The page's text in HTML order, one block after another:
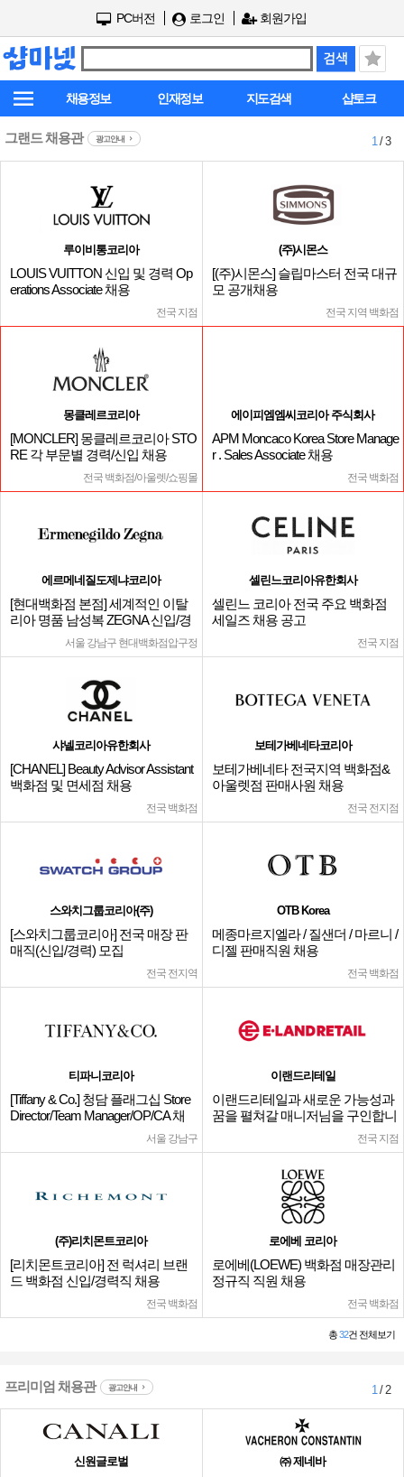
PC버전 로그인 회원가입
채용정보 인재정보 지도검색 샵토크
그랜드 채용관 광고안내 1/ 3
루이비통코리아
LOUIS VUITTON 신입 및 경력 Op
erations Associate 채용
전국 지점
(주)시몬스
[(주)시몬스] 슬립마스터 전국 대규
모 공개채용
전국 지역 백화점
몽클레르코리아
[MONCLER] 몽클레르코리아 STO
RE 각 부문별 경력/신입 채용
전국 백화점/아울렛/쇼핑몰
에이피엠엠씨코리아 주식회사
APM Moncaco Korea Store Manage
r . Sales Associate 채용
전국 백화점
에르메네질도제냐코리아
[현대백화점 본점] 세계적인 이탈
리아 명품 남성복 ZEGNA 신입/경
서울 강남구 현대백화점압구정
셀린느코리아유한회사
셀린느 코리아 전국 주요 백화점
세일즈 채용 공고
전국 지점
샤넬코리아유한회사
[CHANEL] Beauty Advisor Assistant
백화점 및 면세점 채용
전국 백화점
보테가베네타코리아
보테가베네타 전국지역 백화점&
아울렛점 판매사원 채용
전국 전지점
스와치그룹코리아(주)
[스와치그룹코리아] 전국 매장 판
매직(신입/경력) 모집
전국 전지역
OTB Korea
메종마르지엘라 / 질샌더 / 마르니 /
디젤 판매직원 채용
전국 백화점
티파니코리아
[Tiffany & Co.] 청담 플래그십 Store
Director/Team Manager/OP/CA 채
서울 강남구
이랜드리테일
이랜드리테일과 새로운 가능성과
꿈을 펼쳐갈 매니저님을 구인합니
전국 지점
(주)리치몬트코리아
[리치몬트코리아] 전 럭셔리 브랜
드 백화점 신입/경력직 채용
전국 백화점
로에베 코리아
로에베(LOEWE) 백화점 매장관리
정규직 직원 채용
전국 백화점
총32건 전체보기
프리미엄 채용관 광고안내 1/ 2
신원글로벌 ㈜ 제네바